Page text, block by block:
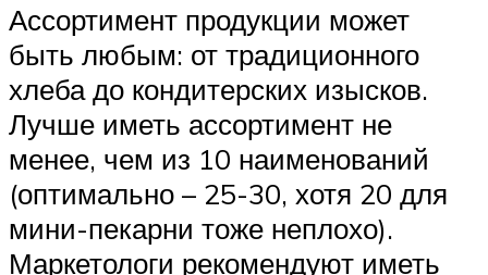
Ассортимент продукции может
быть любым: от традиционного
хлеба до кондитерских изысков.
Лучше иметь ассортимент не
менее, чем из 10 наименований
(оптимально – 25-30, хотя 20 для
мини-пекарни тоже неплохо).
Маркетологи рекомендуют иметь